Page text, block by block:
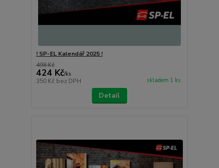
! SP-EL Kalendář 2025 !
498 Kč
424 Kč/ks
350 Kč bez DPH skladem 1 ks
Detail